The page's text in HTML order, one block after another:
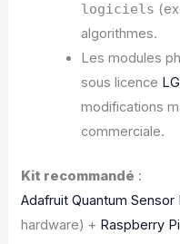
logiciels
algorithmes.
Les modules
sous licence
modifications
commerciale.
Kit recommandé :
Adafruit Quantum Sensor
hardware) + Raspberry